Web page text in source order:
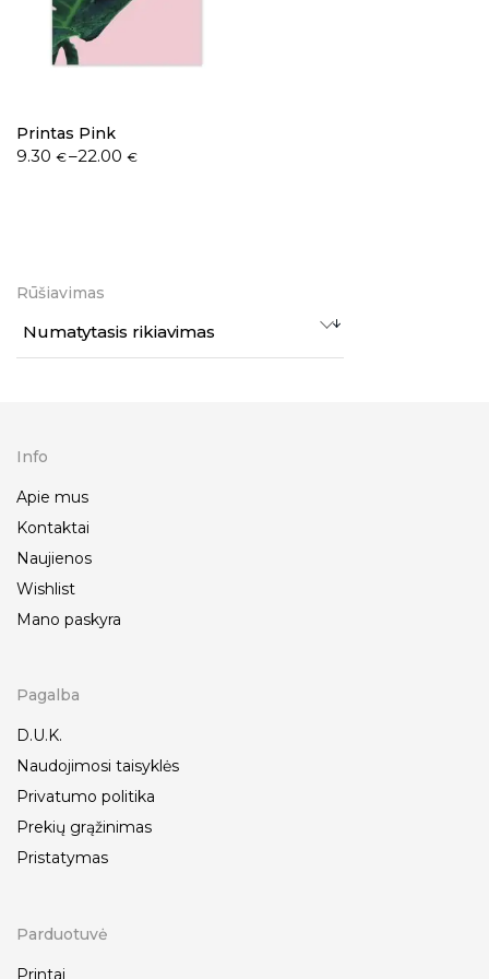
Printas Pink
9.30 €–22.00€
Rūšiavimas
Numatytasis rikiavimas
Info
Apie mus
Kontaktai
Naujienos
Wishlist
Mano paskyra
Pagalba
D.U.K.
Naudojimosi taisyklės
Privatumo politika
Prekių grąžinimas
Pristatymas
Parduotuvė
Printai